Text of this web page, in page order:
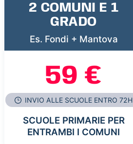
2 COMUNI E 1
GRADO
Es. Fondi + Mantova
59 €
INVIO ALLE SCUOLE ENTRO 72H
SCUOLE PRIMARIE PER
ENTRAMBI I COMUNI